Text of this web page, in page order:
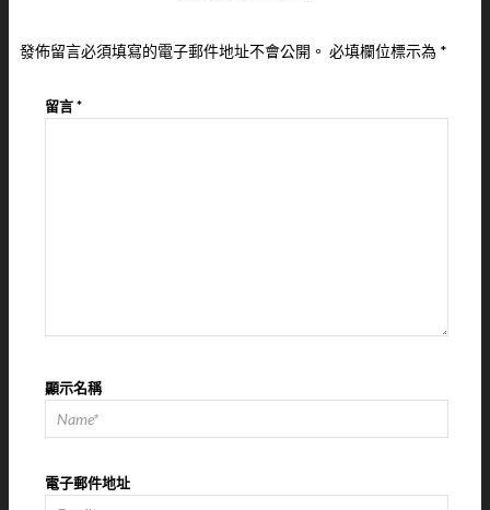
發佈留言必須填寫的電子郵件地址不會公開。 必填欄位標示為 *
留言*
顯示名稱
電子郵件地址